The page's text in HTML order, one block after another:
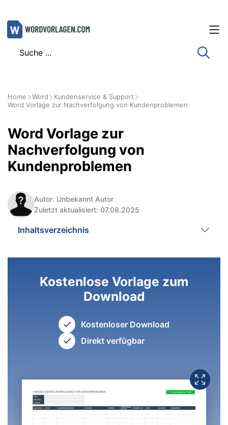
Zum
Inhalt
Home Word
Kundenservice & Support
Word Vorlage zur Nachverfolgung von Kundenproblemen
Word Vorlage zur
Nachverfolgung von
Kundenproblemen
Autor: Unbekannt Autor
Zuletzt aktualisiert: 07.08.2025
Inhaltsverzeichnis
Kostenlose Vorlage zum
Download
Kostenloser Download
Direkt verfügbar